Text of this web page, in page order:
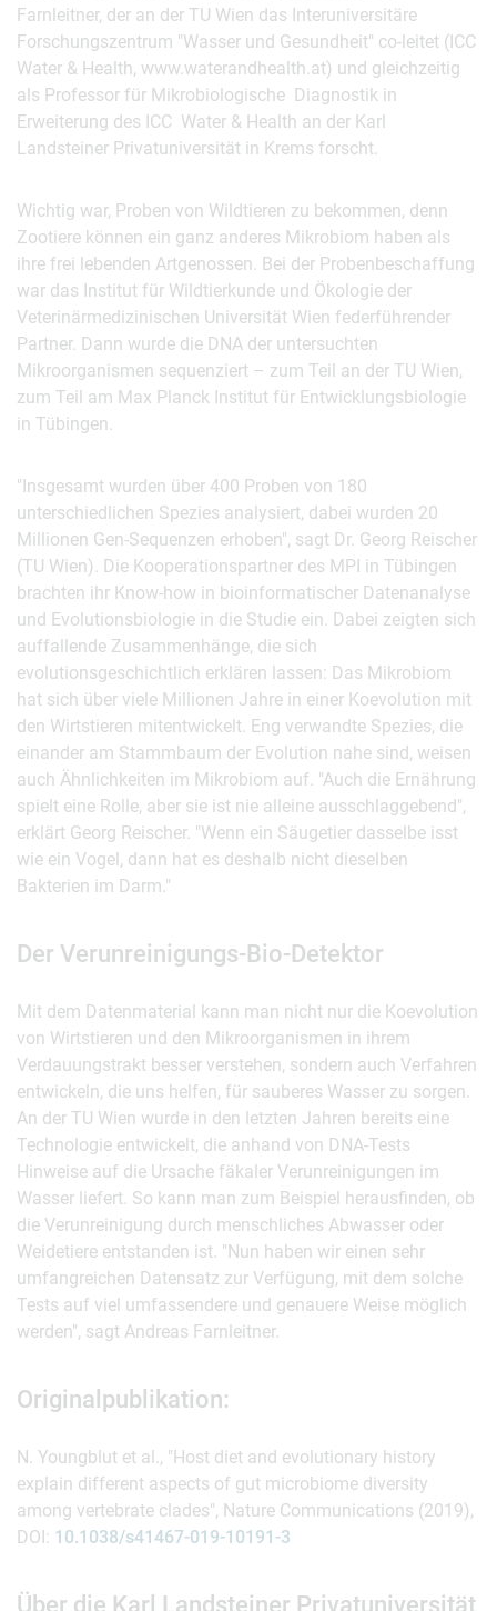
Farnleitner, der an der TU Wien das Interuniversitäre
Forschungszentrum "Wasser und Gesundheit" co-leitet (ICC
Water & Health, www.waterandhealth.at) und gleichzeitig
als Professor für Mikrobiologische Diagnostik in
Erweiterung des ICC Water & Health an der Karl
Landsteiner Privatuniversität in Krems forscht.
Wichtig war, Proben von Wildtieren zu bekommen, denn
Zootiere können ein ganz anderes Mikrobiom haben als
ihre frei lebenden Artgenossen. Bei der Probenbeschaffung
war das Institut für Wildtierkunde und Ökologie der
Veterinärmedizinischen Universität Wien federführender
Partner. Dann wurde die DNA der untersuchten
Mikroorganismen sequenziert – zum Teil an der TU Wien,
zum Teil am Max Planck Institut für Entwicklungsbiologie
in Tübingen.
"Insgesamt wurden über 400 Proben von 180
unterschiedlichen Spezies analysiert, dabei wurden 20
Millionen Gen-Sequenzen erhoben", sagt Dr. Georg Reischer
(TU Wien). Die Kooperationspartner des MPI in Tübingen
brachten ihr Know-how in bioinformatischer Datenanalyse
und Evolutionsbiologie in die Studie ein. Dabei zeigten sich
auffallende Zusammenhänge, die sich
evolutionsgeschichtlich erklären lassen: Das Mikrobiom
hat sich über viele Millionen Jahre in einer Koevolution mit
den Wirtstieren mitentwickelt. Eng verwandte Spezies, die
einander am Stammbaum der Evolution nahe sind, weisen
auch Ähnlichkeiten im Mikrobiom auf. "Auch die Ernährung
spielt eine Rolle, aber sie ist nie alleine ausschlaggebend",
erklärt Georg Reischer. "Wenn ein Säugetier dasselbe isst
wie ein Vogel, dann hat es deshalb nicht dieselben
Bakterien im Darm."
Der Verunreinigungs-Bio-Detektor
Mit dem Datenmaterial kann man nicht nur die Koevolution
von Wirtstieren und den Mikroorganismen in ihrem
Verdauungstrakt besser verstehen, sondern auch Verfahren
entwickeln, die uns helfen, für sauberes Wasser zu sorgen.
An der TU Wien wurde in den letzten Jahren bereits eine
Technologie entwickelt, die anhand von DNA-Tests
Hinweise auf die Ursache fäkaler Verunreinigungen im
Wasser liefert. So kann man zum Beispiel herausfinden, ob
die Verunreinigung durch menschliches Abwasser oder
Weidetiere entstanden ist. "Nun haben wir einen sehr
umfangreichen Datensatz zur Verfügung, mit dem solche
Tests auf viel umfassendere und genauere Weise möglich
werden", sagt Andreas Farnleitner.
Originalpublikation:
N. Youngblut et al., "Host diet and evolutionary history
explain different aspects of gut microbiome diversity
among vertebrate clades", Nature Communications (2019),
DOI: 10.1038/s41467-019-10191-3
Über die Karl Landsteiner Privatuniversität